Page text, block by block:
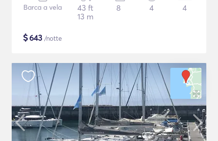
Barca a vela
43 ft
13 m
8 4 4
$643 /notte